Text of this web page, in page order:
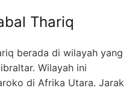
Thariq
berada di wilayah yang
Wilayah ini
di Afrika Utara. Jarak